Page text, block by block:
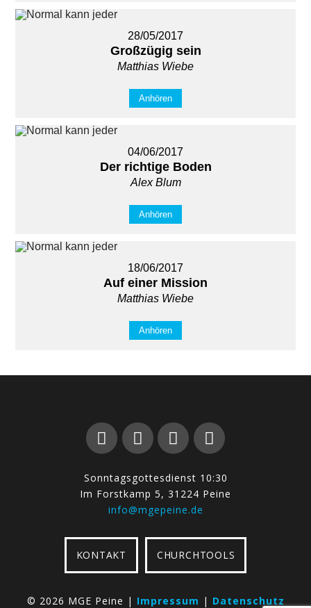
28/05/2017
Großzügig sein
Matthias Wiebe
Anhören
04/06/2017
Der richtige Boden
Alex Blum
Anhören
18/06/2017
Auf einer Mission
Matthias Wiebe
Anhören
Sonntagsgottesdienst 10:30
Im Forstkamp 5, 31224 Peine
info@mgepeine.de
KONTAKT CHURCHTOOLS
© 2026 MGE Peine | Impressum | Datenschutz